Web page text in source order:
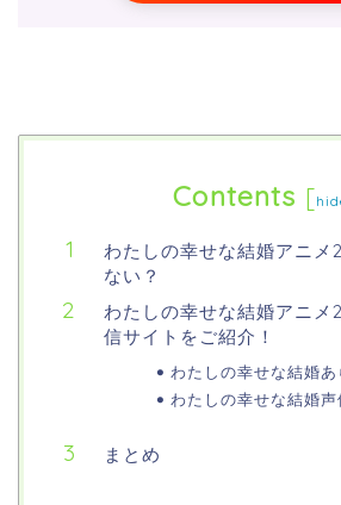
Contents [
わたしの幸せな結婚アニ
ない？
わたしの幸せな結婚アニメ
信サイトをご紹介！
わたしの幸せな結婚あ
わたしの幸せな結婚
まとめ